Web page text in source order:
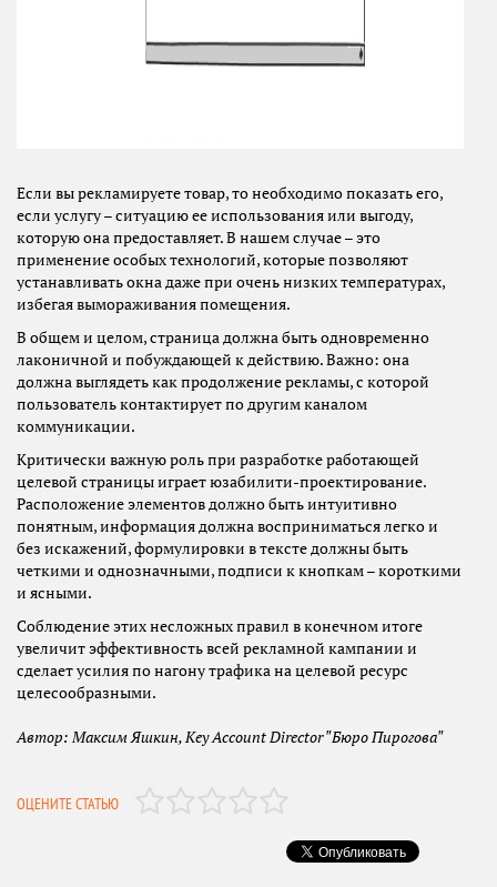
Если вы рекламируете товар, то необходимо показать его,
если услугу – ситуацию ее использования или выгоду,
которую она предоставляет. В нашем случае – это
применение особых технологий, которые позволяют
устанавливать окна даже при очень низких температурах,
избегая вымораживания помещения.
В общем и целом, страница должна быть одновременно
лаконичной и побуждающей к действию. Важно: она
должна выглядеть как продолжение рекламы, с которой
пользователь контактирует по другим каналом
коммуникации.
Критически важную роль при разработке работающей
целевой страницы играет юзабилити-проектирование.
Расположение элементов должно быть интуитивно
понятным, информация должна восприниматься легко и
без искажений, формулировки в тексте должны быть
четкими и однозначными, подписи к кнопкам – короткими
и ясными.
Соблюдение этих несложных правил в конечном итоге
увеличит эффективность всей рекламной кампании и
сделает усилия по нагону трафика на целевой ресурс
целесообразными.
Автор: Максим Яшкин, Key Account Director "Бюро Пирогова"
ОЦЕНИТЕ СТАТЬЮ